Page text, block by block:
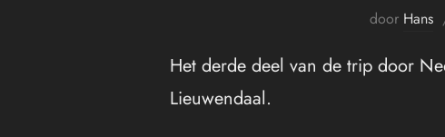
door Hans
Het derde deel van de trip door
Lieuwendaal.